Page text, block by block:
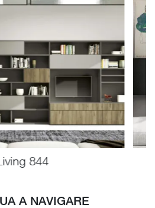
844
A NAVIGARE